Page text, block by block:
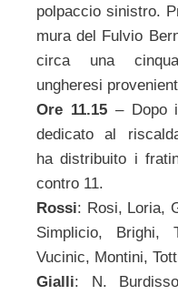
polpaccio sinistro.
mura del Fulvio
circa una
ungheresi
Ore 11.15 – Dopo
dedicato al
ha distribuito i
contro 11.
Rossi: Rosi, Loria,
Simplicio, Brighi,
Vucinic, Montini,
Gialli: N.